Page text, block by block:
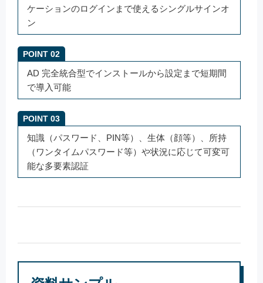
ケーションのログインまで使えるシングルサインオ
ン
POINT 02
AD 完全統合型でインストールから設定まで短期間
で導入可能
POINT 03
知識（パスワード、PIN等）、生体（顔等）、所持
（ワンタイムパスワード等）や状況に応じて可変可
能な多要素認証